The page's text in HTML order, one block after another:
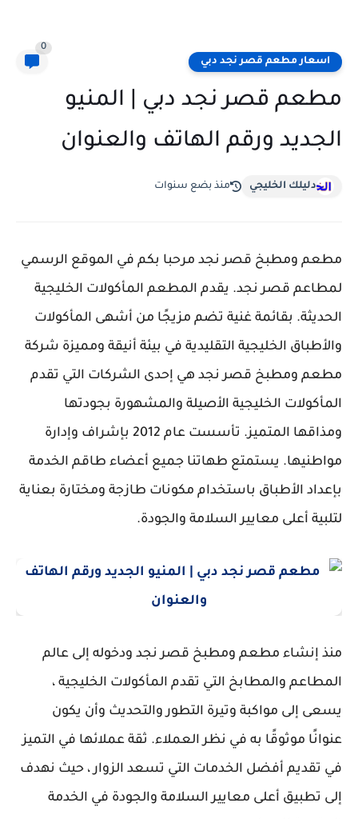
اسعار مطعم قصر نجد دبي
0
مطعم قصر نجد دبي | المنيو
الجديد ورقم الهاتف والعنوان
دليلك الخليجي منذ بضع سنوات
مطعم ومطبخ قصر نجد مرحبا بكم في الموقع الرسمي
لمطاعم قصر نجد. يقدم المطعم المأكولات الخليجية
الحديثة. بقائمة غنية تضم مزيجًا من أشهى المأكولات
والأطباق الخليجية التقليدية في بيئة أنيقة ومميزة شركة
مطعم ومطبخ قصر نجد هي إحدى الشركات التي تقدم
المأكولات الخليجية الأصيلة والمشهورة بجودتها
ومذاقها المتميز. تأسست عام 2012 بإشراف وإدارة
مواطنيها. يستمتع طهاتنا جميع أعضاء طاقم الخدمة
بإعداد الأطباق باستخدام مكونات طازجة ومختارة بعناية
لتلبية أعلى معايير السلامة والجودة.
منذ إنشاء مطعم ومطبخ قصر نجد ودخوله إلى عالم
المطاعم والمطابخ التي تقدم المأكولات الخليجية ،
يسعى إلى مواكبة وتيرة التطور والتحديث وأن يكون
عنوانًا موثوقًا به في نظر العملاء. ثقة عملائها في التميز
في تقديم أفضل الخدمات التي تسعد الزوار ، حيث نهدف
إلى تطبيق أعلى معايير السلامة والجودة في الخدمة